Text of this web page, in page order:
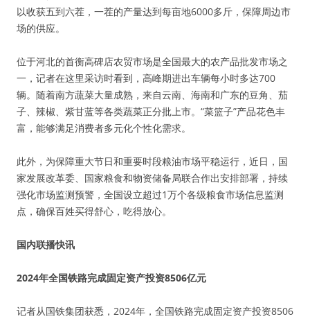
以收获五到六茬，一茬的产量达到每亩地6000多斤，保障周边市
场的供应。
位于河北的首衡高碑店农贸市场是全国最大的农产品批发市场之
一，记者在这里采访时看到，高峰期进出车辆每小时多达700
辆。随着南方蔬菜大量成熟，来自云南、海南和广东的豆角、茄
子、辣椒、紫甘蓝等各类蔬菜正分批上市。“菜篮子”产品花色丰
富，能够满足消费者多元化个性化需求。
此外，为保障重大节日和重要时段粮油市场平稳运行，近日，国
家发展改革委、国家粮食和物资储备局联合作出安排部署，持续
强化市场监测预警，全国设立超过1万个各级粮食市场信息监测
点，确保百姓买得舒心，吃得放心。
国内联播快讯
2024年全国铁路完成固定资产投资8506亿元
记者从国铁集团获悉，2024年，全国铁路完成固定资产投资8506